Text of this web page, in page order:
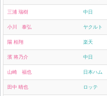
三浦 瑞樹 中日
小川 泰弘 ヤクルト
陽 柏翔 楽天
濱 将乃介 中日
山崎 福也 日本ハム
田中 晴也 ロッテ